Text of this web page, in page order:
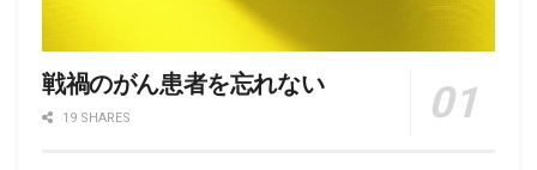
戦禍のがん患者を忘れない
19 SHARES